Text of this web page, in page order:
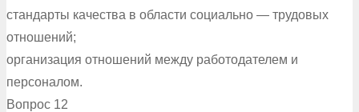
стандарты качества в области социально — трудовых
отношений;
организация отношений между работодателем и
персоналом.
Вопрос 12